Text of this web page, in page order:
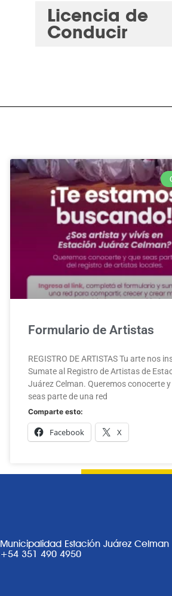
Licencia de
Conducir
Formulario de Artistas
REGISTRO DE ARTISTAS Tu arte nos
Sumate al Registro de Artistas de
Juárez Celman. Queremos conocerte y
seas parte de una red
Comparte esto:
Facebook X
Municipalidad Estación Juárez Celman
+54 351 490 4950